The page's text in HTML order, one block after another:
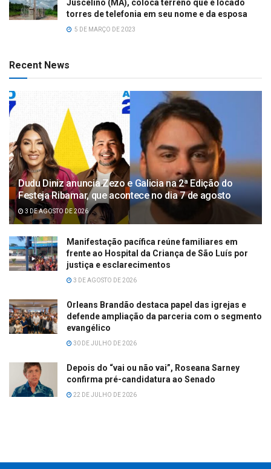
Juscelino (MA), coloca terreno que é locado
torres de telefonia em seu nome e da esposa
5 DE MARÇO DE 2023
Recent News
Dudu Diniz anuncia Zezo e Galicia na 2ª Edição do
Festeja Ribamar, que acontece no dia 7 de agosto
3 DE AGOSTO DE 2026
Manifestação pacífica reúne familiares em
frente ao Hospital da Criança de São Luís por
justiça e esclarecimentos
3 DE AGOSTO DE 2026
Orleans Brandão destaca papel das igrejas e
defende ampliação da parceria com o segmento
evangélico
30 DE JULHO DE 2026
Depois do “vai ou não vai”, Roseana Sarney
confirma pré-candidatura ao Senado
22 DE JULHO DE 2026